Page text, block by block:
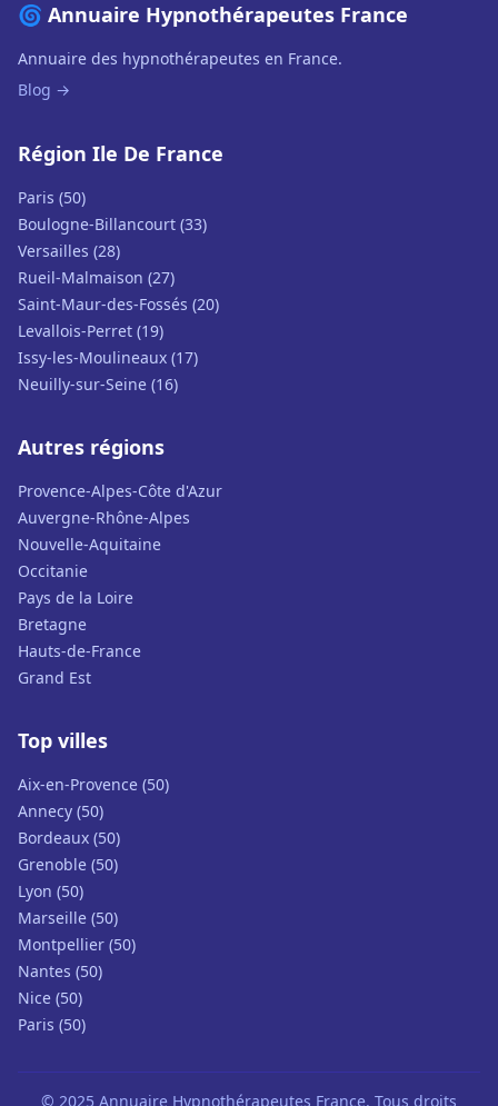
🌀 Annuaire Hypnothérapeutes France
Annuaire des hypnothérapeutes en France.
Blog →
Région Ile De France
Paris (50)
Boulogne-Billancourt (33)
Versailles (28)
Rueil-Malmaison (27)
Saint-Maur-des-Fossés (20)
Levallois-Perret (19)
Issy-les-Moulineaux (17)
Neuilly-sur-Seine (16)
Autres régions
Provence-Alpes-Côte d'Azur
Auvergne-Rhône-Alpes
Nouvelle-Aquitaine
Occitanie
Pays de la Loire
Bretagne
Hauts-de-France
Grand Est
Top villes
Aix-en-Provence (50)
Annecy (50)
Bordeaux (50)
Grenoble (50)
Lyon (50)
Marseille (50)
Montpellier (50)
Nantes (50)
Nice (50)
Paris (50)
© 2025 Annuaire Hypnothérapeutes France. Tous droits